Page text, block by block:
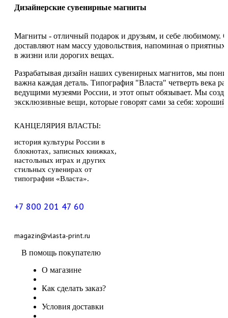
Дизайнерские сувенирные магниты
Магниты - отличный подарок и друзьям, и себе любимому.
доставляют нам массу удовольствия, напоминая о
в жизни или дорогих вещах.
Разрабатывая дизайн наших сувенирных магнитов, мы
важна каждая деталь. Типография "Власта" четверть века
ведущими музеями России, и этот опыт обязывает. Мы
эксклюзивные вещи, которые говорят сами за себя: хороший
КАНЦЕЛЯРИЯ ВЛАСТЫ:
история культуры России в
блокнотах, записных книжках,
настольных играх и других
стильных сувенирах от
типографии «Власта».
+7 800 201 47 60
magazin@vlasta-print.ru
В помощь покупателю
О магазине
Как сделать заказ?
Условия доставки